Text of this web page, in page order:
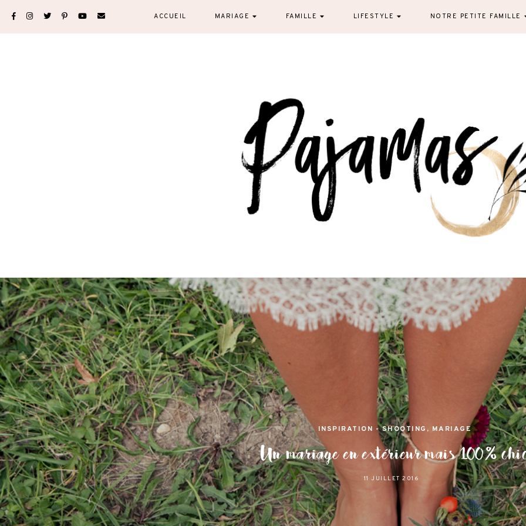
Skip
ACCUEIL MARIAGE FAMILLE LIFESTYLE NOTRE PETITE FAMILLE
Pajamas
INSPIRATION - SHOOTING , MARIAGE
Un mariage en extérieur mais 100%
11 JUILLET 2016